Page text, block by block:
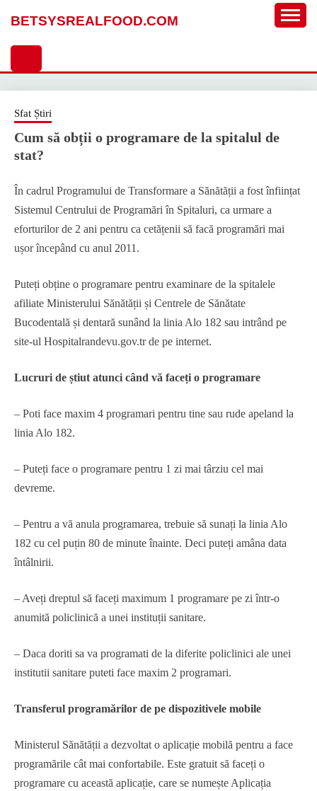
BETSYSREALFOOD.COM
Sfat Știri
Cum să obții o programare de la spitalul de
stat?
În cadrul Programului de Transformare a Sănătății a fost înființat
Sistemul Centrului de Programări în Spitaluri, ca urmare a
eforturilor de 2 ani pentru ca cetățenii să facă programări mai
ușor începând cu anul 2011.
Puteți obține o programare pentru examinare de la spitalele
afiliate Ministerului Sănătății și Centrele de Sănătate
Bucodentală și dentară sunând la linia Alo 182 sau intrând pe
site-ul Hospitalrandevu.gov.tr ​​de pe internet.
Lucruri de știut atunci când vă faceți o programare
– Poti face maxim 4 programari pentru tine sau rude apeland la
linia Alo 182.
– Puteți face o programare pentru 1 zi mai târziu cel mai
devreme.
– Pentru a vă anula programarea, trebuie să sunați la linia Alo
182 cu cel puțin 80 de minute înainte. Deci puteți amâna data
întâlnirii.
– Aveți dreptul să faceți maximum 1 programare pe zi într-o
anumită policlinică a unei instituții sanitare.
– Daca doriti sa va programati de la diferite policlinici ale unei
institutii sanitare puteti face maxim 2 programari.
Transferul programărilor de pe dispozitivele mobile
Ministerul Sănătății a dezvoltat o aplicație mobilă pentru a face
programările cât mai confortabile. Este gratuit să faceți o
programare cu această aplicație, care se numește Aplicația